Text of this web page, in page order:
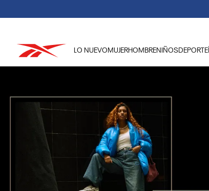
LO NUEVO MUJERHOMBRENIÑOSDEPORTE
2.
3.
tenis reebok classics
4.
américa
5.
once caldas
fútbol